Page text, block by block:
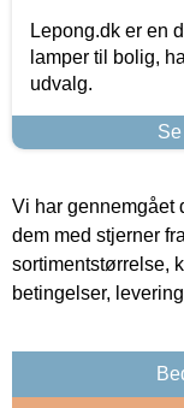
Lepong.dk er en
lamper til bolig,
udvalg.
Vi har gennemgået
dem med stjerner
sortimentstørrelse,
betingelser,